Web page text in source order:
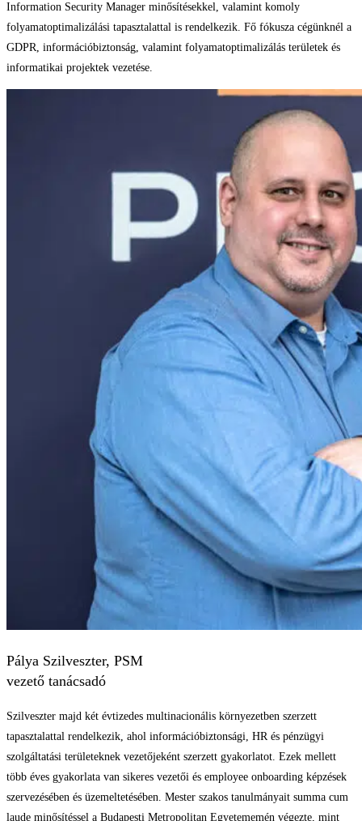
Information Security Manager minősítésekkel, valamint komoly
folyamatoptimalizálási tapasztalattal is rendelkezik. Fő fókusza cégünknél a
GDPR, információbiztonság, valamint folyamatoptimalizálás területek és
informatikai projektek vezetése.
Pálya Szilveszter, PSM
vezető tanácsadó
Szilveszter majd két évtizedes multinacionális környezetben szerzett
tapasztalattal rendelkezik, ahol információbiztonsági, HR és pénzügyi
szolgáltatási területeknek vezetőjeként szerzett gyakorlatot. Ezek mellett
több éves gyakorlata van sikeres vezetői és employee onboarding képzések
szervezésében és üzemeltetésében. Mester szakos tanulmányait summa cum
laude minősítéssel a Budapesti Metropolitan Egyetememén végezte, mint